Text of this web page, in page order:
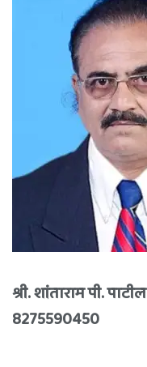
श्री. शांताराम पी. पाटील
8275590450